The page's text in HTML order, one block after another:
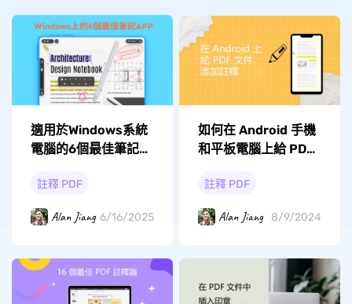
適用於Windows系統
電腦的6個最佳筆記
註釋 PDF
Alan Jiang 6/16/2025
如何在 Android 手機
和平板電腦上給 PDF
註釋 PDF
Alan Jiang 8/9/2024